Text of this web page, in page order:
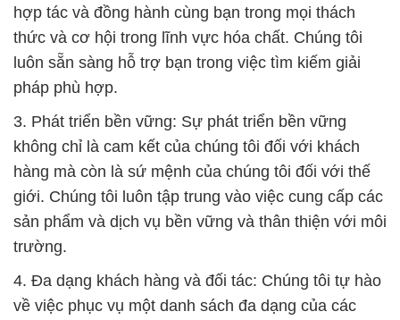
hợp tác và đồng hành cùng bạn trong mọi thách
thức và cơ hội trong lĩnh vực hóa chất. Chúng tôi
luôn sẵn sàng hỗ trợ bạn trong việc tìm kiếm giải
pháp phù hợp.
3. Phát triển bền vững: Sự phát triển bền vững
không chỉ là cam kết của chúng tôi đối với khách
hàng mà còn là sứ mệnh của chúng tôi đối với thế
giới. Chúng tôi luôn tập trung vào việc cung cấp các
sản phẩm và dịch vụ bền vững và thân thiện với môi
trường.
4. Đa dạng khách hàng và đối tác: Chúng tôi tự hào
về việc phục vụ một danh sách đa dạng của các